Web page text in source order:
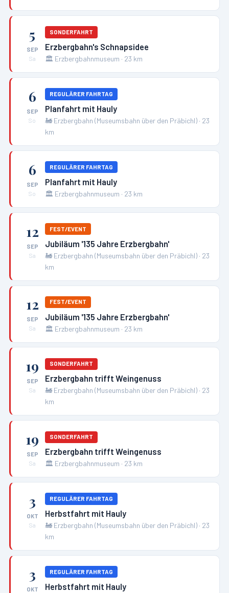
5
SEP
Sa
SONDERFAHRT
Erzbergbahn's Schnapsidee
🏛️ Erzbergbahnmuseum · 23 km
6
SEP
So
REGULÄRER FAHRTAG
Planfahrt mit Hauly
🚂 Erzbergbahn (Museumsbahn über den Präbichl) · 23
km
6
SEP
So
REGULÄRER FAHRTAG
Planfahrt mit Hauly
🏛️ Erzbergbahnmuseum · 23 km
12
SEP
Sa
FEST/EVENT
Jubiläum '135 Jahre Erzbergbahn'
🚂 Erzbergbahn (Museumsbahn über den Präbichl) · 23
km
12
SEP
Sa
FEST/EVENT
Jubiläum '135 Jahre Erzbergbahn'
🏛️ Erzbergbahnmuseum · 23 km
19
SEP
Sa
SONDERFAHRT
Erzbergbahn trifft Weingenuss
🚂 Erzbergbahn (Museumsbahn über den Präbichl) · 23
km
19
SEP
Sa
SONDERFAHRT
Erzbergbahn trifft Weingenuss
🏛️ Erzbergbahnmuseum · 23 km
3
OKT
Sa
REGULÄRER FAHRTAG
Herbstfahrt mit Hauly
🚂 Erzbergbahn (Museumsbahn über den Präbichl) · 23
km
3
OKT
REGULÄRER FAHRTAG
Herbstfahrt mit Hauly